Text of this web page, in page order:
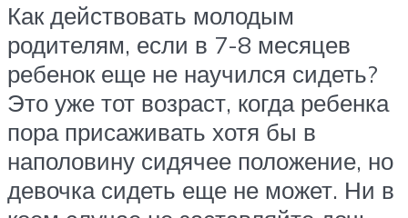
Как действовать молодым
родителям, если в 7-8 месяцев
ребенок еще не научился сидеть?
Это уже тот возраст, когда ребенка
пора присаживать хотя бы в
наполовину сидячее положение, но
девочка сидеть еще не может. Ни в